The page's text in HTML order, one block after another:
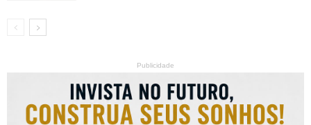
Publicidade